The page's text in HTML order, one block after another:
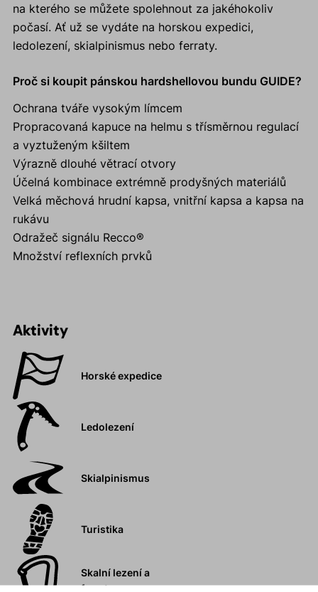
na kterého se můžete spolehnout za jakéhokoliv
počasí. Ať už se vydáte na horskou expedici,
ledolezení, skialpinismus nebo ferraty.
Proč si koupit pánskou hardshellovou bundu GUIDE?
Ochrana tváře vysokým límcem
Propracovaná kapuce na helmu s třísměrnou regulací
a vyztuženým kšiltem
Výrazně dlouhé větrací otvory
Účelná kombinace extrémně prodyšných materiálů
Velká měchová hrudní kapsa, vnitřní kapsa a kapsa na
rukávu
Odražeč signálu Recco®
Množství reflexních prvků
Aktivity
Horské expedice
Ledolezení
Skialpinismus
Turistika
Skalní lezení a
ferraty